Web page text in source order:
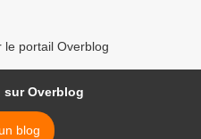
le portail Overblog
sur Overblog
blog